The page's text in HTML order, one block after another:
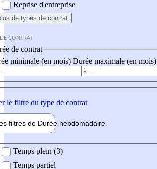
Reprise d'entreprise
de types de contrat
CONTRAT
de contrat
minimale (en mois) Durée maximale (en mois)
le filtre du type de contrat
filtres de Durée hebdomadaire
Temps plein (3)
Temps partiel